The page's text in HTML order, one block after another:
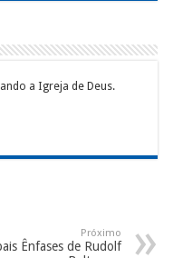
a Igreja de Deus.
Próximo
Ênfases de Rudolf